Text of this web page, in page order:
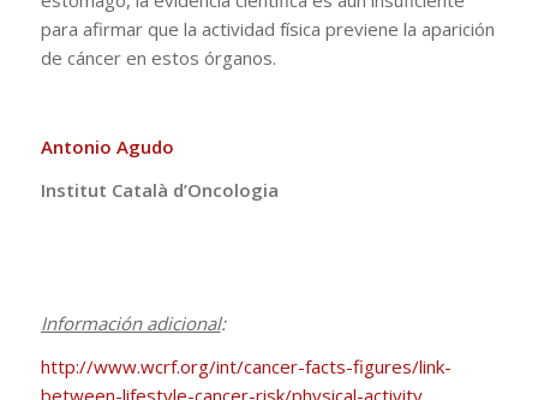
para afirmar que la actividad física previene la aparición
de cáncer en estos órganos.
Antonio Agudo
Institut Català d’Oncologia
Información adicional:
http://www.wcrf.org/int/cancer-facts-figures/link-